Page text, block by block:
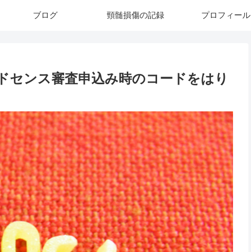
ブログ 頸髄損傷の記録 プロフィール
ンス審査申込み時のコードをはり